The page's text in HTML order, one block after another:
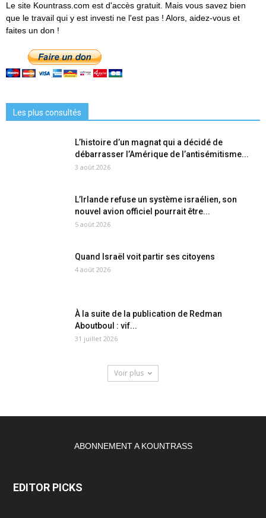
Le site Kountrass.com est d'accès gratuit. Mais vous savez bien
que le travail qui y est investi ne l'est pas ! Alors, aidez-vous et
faites un don !
Les plus consultés
L’histoire d’un magnat qui a décidé de
débarrasser l’Amérique de l’antisémitisme...
3 août 2026
L’Irlande refuse un système israélien, son
nouvel avion officiel pourrait être...
5 août 2026
Quand Israël voit partir ses citoyens
4 août 2026
À la suite de la publication de Redman
Aboutboul : vif...
31 juillet 2026
Voir plus
ABONNEMENT A KOUNTRASS
EDITOR PICKS